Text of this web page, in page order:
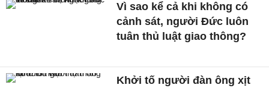
Vì sao kể cả khi không có
cảnh sát, người Đức luôn
tuân thủ luật giao thông?
Khởi tố người đàn ông xịt